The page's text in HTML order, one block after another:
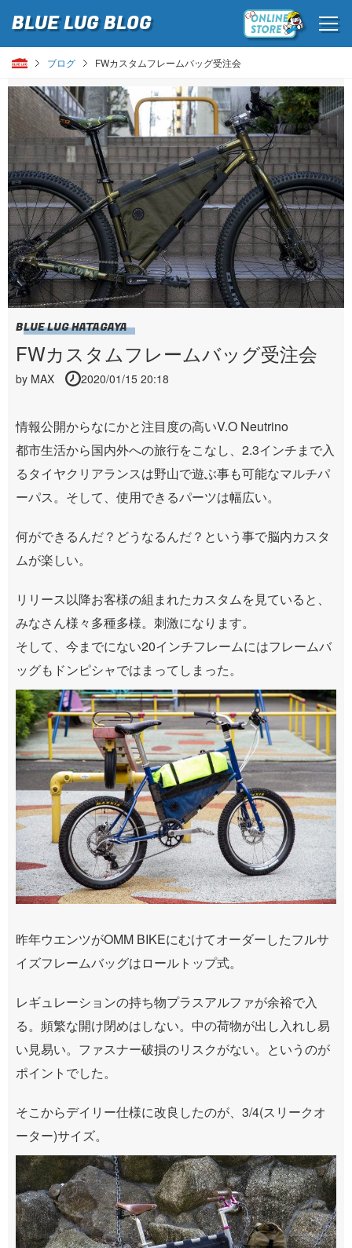
BLUE LUGBLOG
ブログ FWカスタムフレームバッグ受注会
BLUE LUG HATAGAYA
FWカスタムフレームバッグ受注会
by MAX 2020/01/15 20:18
情報公開からなにかと注目度の高いV.O Neutrino
都市生活から国内外への旅行をこなし、2.3インチまで入
るタイヤクリアランスは野山で遊ぶ事も可能なマルチパ
ーパス。そして、使用できるパーツは幅広い。
何ができるんだ？どうなるんだ？という事で脳内カスタ
ムが楽しい。
リリース以降お客様の組まれたカスタムを見ていると、
みなさん様々多種多様。刺激になります。
そして、今までにない20インチフレームにはフレームバ
ッグもドンピシャではまってしまった。
昨年ウエンツがOMM BIKEにむけてオーダーしたフルサ
イズフレームバッグはロールトップ式。
レギュレーションの持ち物プラスアルファが余裕で入
る。頻繁な開け閉めはしない。中の荷物が出し入れし易
い見易い。ファスナー破損のリスクがない。というのが
ポイントでした。
そこからデイリー仕様に改良したのが、3/4(スリークオ
ーター)サイズ。